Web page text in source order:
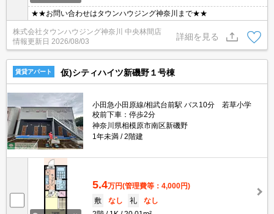
★★お問い合わせはタウンハウジング神奈川まで★★
株式会社タウンハウジング神奈川 中央林間店
情報更新日 2026/08/03
詳細を見る
賃貸アパート 仮)シティハイツ新磯野１号棟
小田急小田原線/相武台前駅 バス10分 若草小学
校前下車：停歩2分
神奈川県相模原市南区新磯野
1年未満
2階建
5.4万円(管理費等：4,000円)
敷
なし 礼
なし